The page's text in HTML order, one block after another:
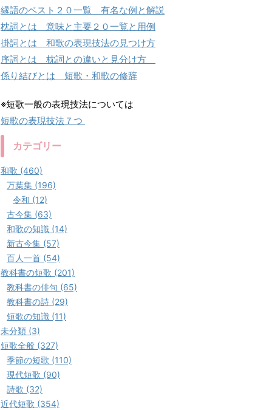
縁語のベスト２０一覧 有名な例と解説
枕詞とは 意味と主要２０一覧と用例
掛詞とは 和歌の表現技法の見つけ方
序詞とは 枕詞との違いと見分け方
係り結びとは 短歌・和歌の修辞
※短歌一般の表現技法については
短歌の表現技法７つ
カテゴリー
和歌 (460)
万葉集 (196)
令和 (12)
古今集 (63)
和歌の知識 (14)
新古今集 (57)
百人一首 (54)
教科書の短歌 (201)
教科書の俳句 (65)
教科書の詩 (29)
短歌の知識 (11)
未分類 (3)
短歌全般 (327)
季節の短歌 (110)
現代短歌 (90)
詩歌 (32)
近代短歌 (354)